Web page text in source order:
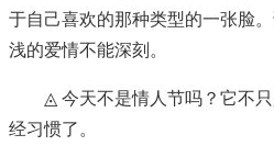
于自己喜欢的那种类型的一张脸
浅的爱情不能深刻。
◬ 今天不是情人节吗？它不
经习惯了。